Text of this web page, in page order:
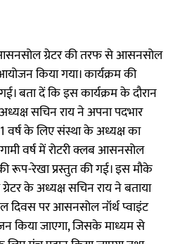
ग्रेटर की तरफ से आसनसोल
किया गया। कार्यक्रम की
बता दें कि इस कार्यक्रम के दौरान
सचिन राय ने अपना पदभार
के लिए संस्था के अध्यक्ष का
वर्ष में रोटरी क्लब आसनसोल
की रूप-रेखा प्रस्तुत की गई। इस मौके
के अध्यक्ष सचिन राय ने बताया
दिवस पर आसनसोल नॉर्थ प्वाइंट
किया जाएगा, जिसके माध्यम से